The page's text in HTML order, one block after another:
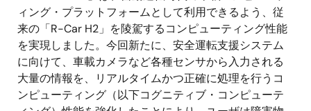
ィング・プラットフォームとして利用できるよう、従
来の「R-Car H2」を陵駕するコンピューティング性能
を実現しました。今回新たに、安全運転支援システム
に向けて、車載カメラなど各種センサから入力される
大量の情報を、リアルタイムかつ正確に処理を行うコ
ンピューティング（以下コグニティブ・コンピューテ